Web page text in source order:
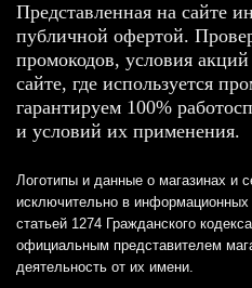
Представленная на сайте
публичной офертой.
промокодов, условия
сайте, где используется
гарантируем 100%
и условий их применения.
Логотипы и данные о магазинах и
исключительно в информационных
статьей 1274 Гражданского
официальным представителем
деятельность от их имени.